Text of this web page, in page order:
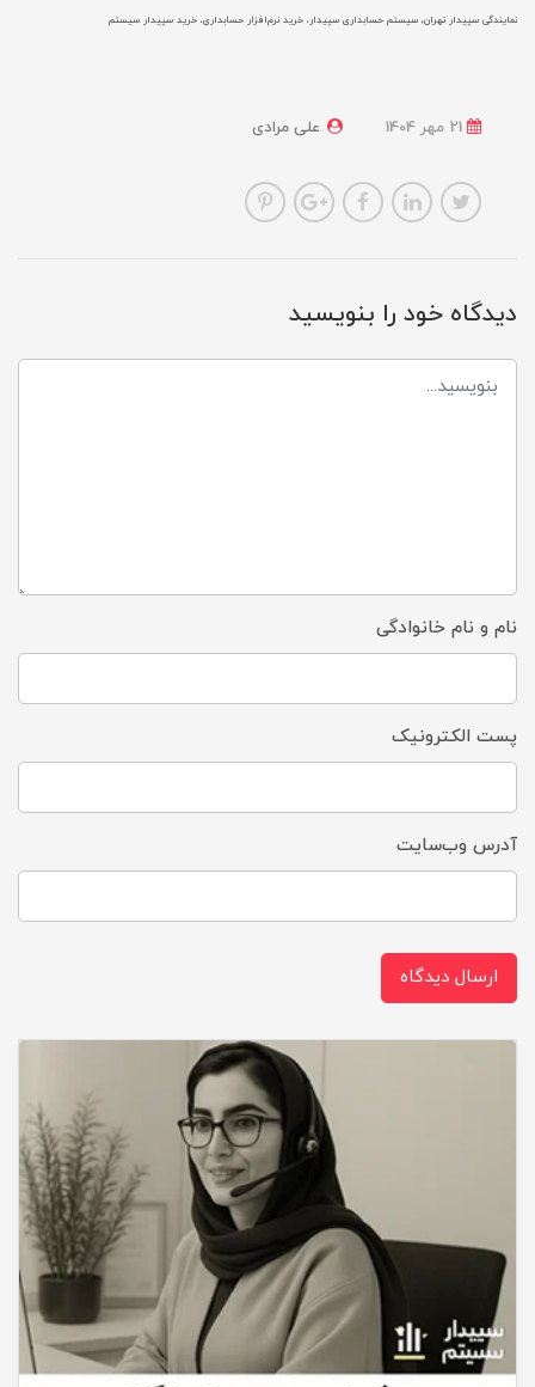
نمایندگی سپیدار تهران، سیستم حسابداری سپیدار، خرید نرم‌افزار حسابداری، خرید سپیدار سیستم
علی مرادی
دیدگاه خود را بنویسید
نام و نام خانوادگی
پست الکترونیک
آدرس وب‌سایت
ارسال دیدگاه